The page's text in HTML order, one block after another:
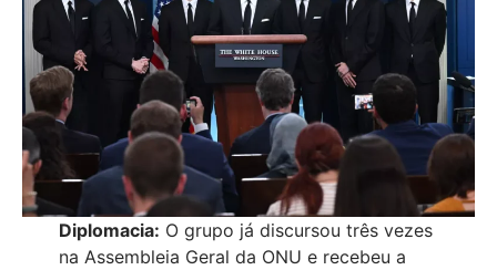
Diplomacia: O grupo já discursou três vezes
na Assembleia Geral da ONU e recebeu a